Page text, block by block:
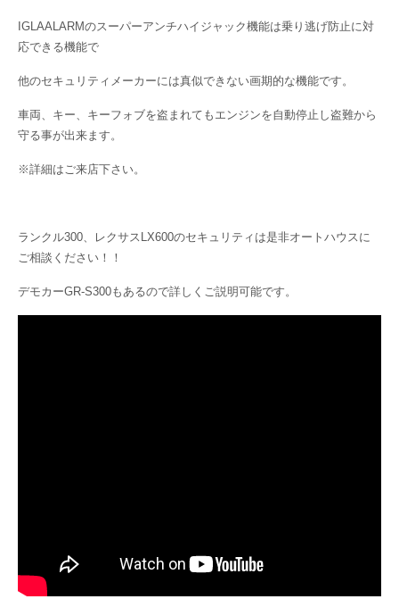
IGLAALARMのスーパーアンチハイジャック機能は乗り逃げ防止に対
応できる機能で
他のセキュリティメーカーには真似できない画期的な機能です。
車両、キー、キーフォブを盗まれてもエンジンを自動停止し盗難から
守る事が出来ます。
※詳細はご来店下さい。
ランクル300、レクサスLX600のセキュリティは是非オートハウスに
ご相談ください！！
デモカーGR-S300もあるので詳しくご説明可能です。